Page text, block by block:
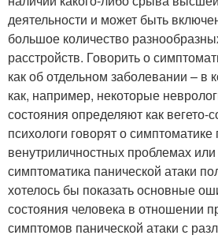
деятельности и может быть
большое количество
расстройств. Говорить о
как об отдельном заболевании – в
как, например, некоторые
состояния определяют как вегето-
психологи говорят о симптоматике
венутриличностных проблемах
симптоматика панической атаки
хотелось бы показать основные
состояния человека в отношении
симптомов панической атаки с